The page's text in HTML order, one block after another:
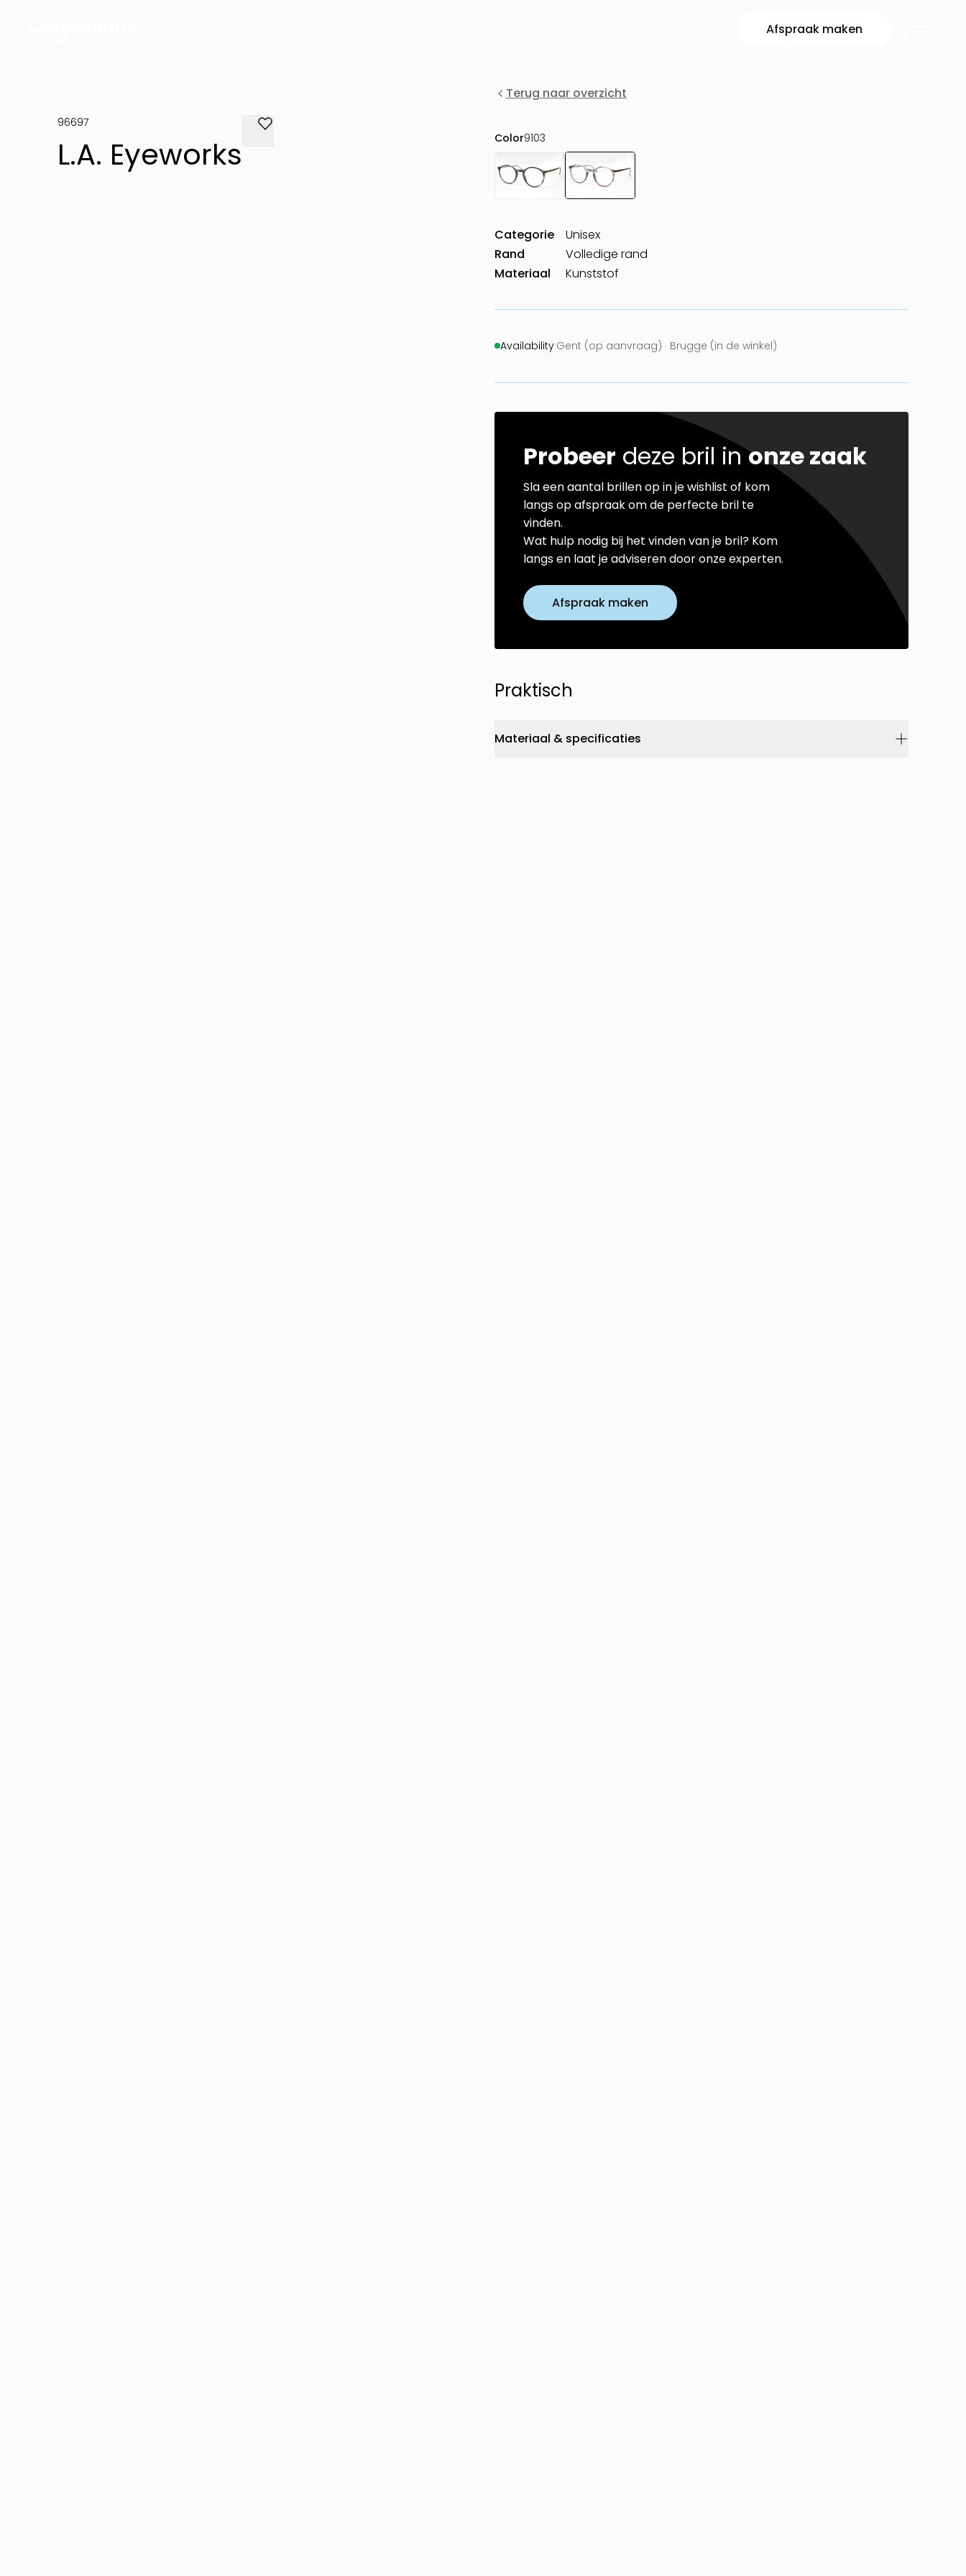
Afspraak maken
96697
L.A. Eyeworks
Terug naar overzicht
Color9103
Categorie
Unisex
Rand
Volledige rand
Materiaal
Kunststof
Availability·Gent (op aanvraag) · Brugge (in de winkel)
Probeer deze bril inonze zaak
Sla een aantal brillen op in je wishlist of kom
langs op afspraak om de perfecte bril te
vinden.
Wat hulp nodig bij het vinden van je bril? Kom
langs en laat je adviseren door onze experten.
Afspraak maken
Praktisch
Materiaal & specificaties